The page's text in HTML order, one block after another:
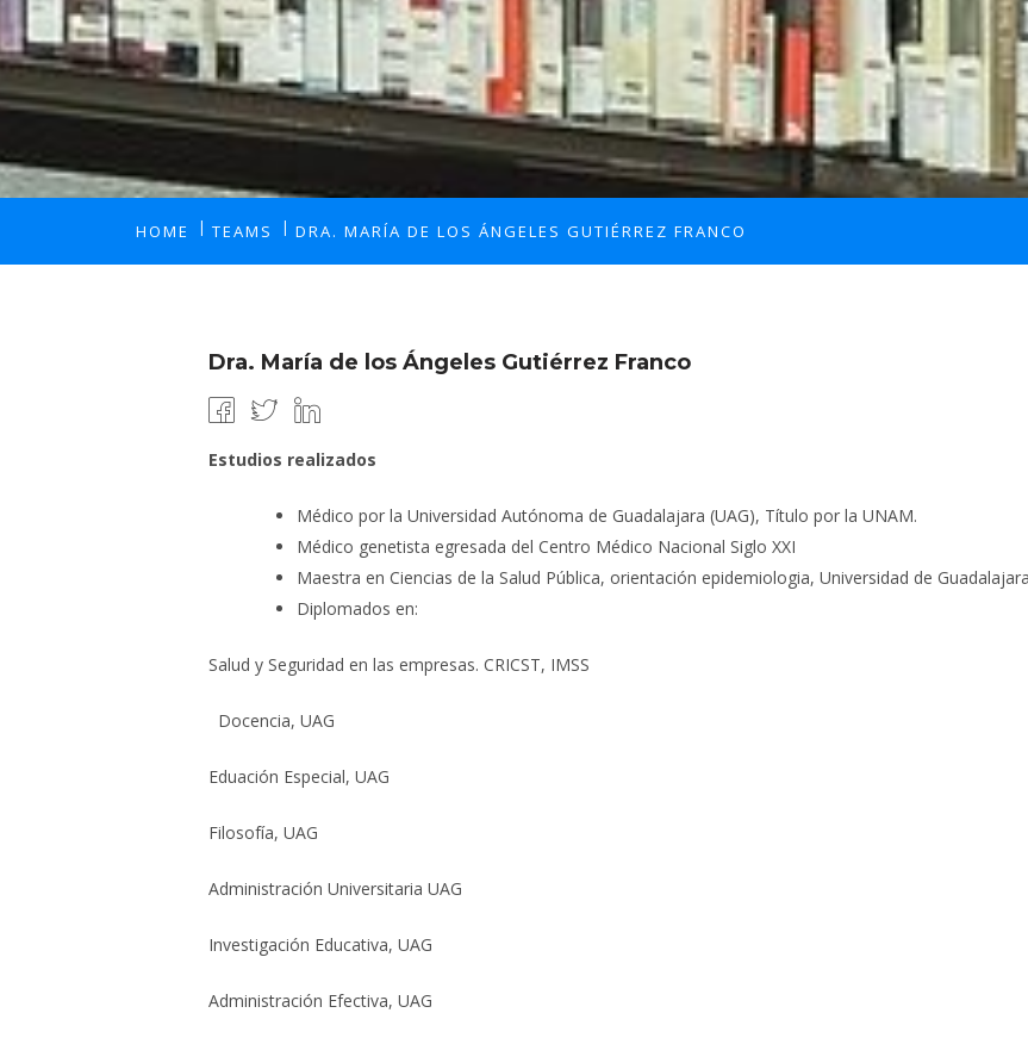
HOME TEAMS DRA. MARÍA DE LOS ÁNGELES GUTIÉRREZ FRANCO
Dra. María de los Ángeles Gutiérrez Franco
Estudios realizados
Médico por la Universidad Autónoma de Guadalajara (UAG), Título por la UNAM.
Médico genetista egresada del Centro Médico Nacional Siglo XXI
Maestra en Ciencias de la Salud Pública, orientación epidemiologia, Universidad de Guadalajara
Diplomados en:
Salud y Seguridad en las empresas. CRICST, IMSS
Docencia, UAG
Eduación Especial, UAG
Filosofía, UAG
Administración Universitaria UAG
Investigación Educativa, UAG
Administración Efectiva, UAG